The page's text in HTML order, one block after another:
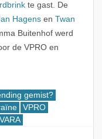
te gast. De
Hagensen Twan
Buitenhof werd
de VPRO en
gemist?
VPRO